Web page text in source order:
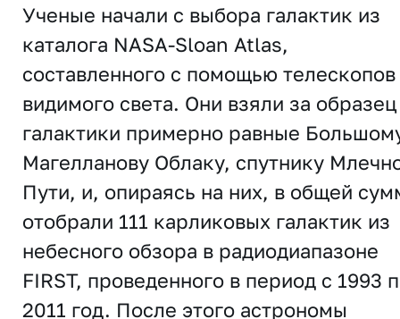
Ученые начали с выбора галактик из
каталога NASA-Sloan Atlas,
составленного с помощью телескопов
видимого света. Они взяли за образец
галактики примерно равные
Магелланову Облаку, спутнику
Пути, и, опираясь на них, в общей
отобрали 111 карликовых галактик из
небесного обзора в радиодиапазоне
FIRST, проведенного в период с 1993
2011 год. После этого астрономы